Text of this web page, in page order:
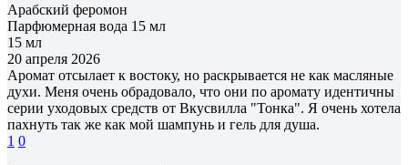
Арабский феромон
Парфюмерная вода 15 мл
15 мл
20 апреля 2026
Аромат отсылает к востоку, но раскрывается не как масляные
духи. Меня очень обрадовало, что они по аромату идентичны
серии уходовых средств от Вкусвилла "Тонка". Я очень хотела
пахнуть так же как мой шампунь и гель для душа.
1 0